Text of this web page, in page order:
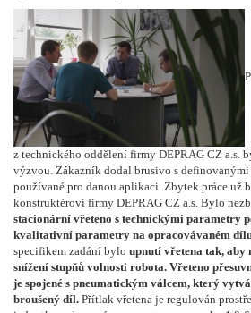
z technického oddělení firmy DEPRAG CZ a.s.
výzvou. Zákazník dodal brusivo s definovanými
používané pro danou aplikaci. Zbytek práce už
konstruktérovi firmy DEPRAG CZ a.s. Bylo
stacionární vřeteno s technickými parametry
kvalitativní parametry na opracovávaném
specifikem zadání bylo upnutí vřetena tak, aby
snížení stupňů volnosti robota. Vřeteno
je spojené s pneumatickým válcem, který
broušený díl. Přítlak vřetena je regulován